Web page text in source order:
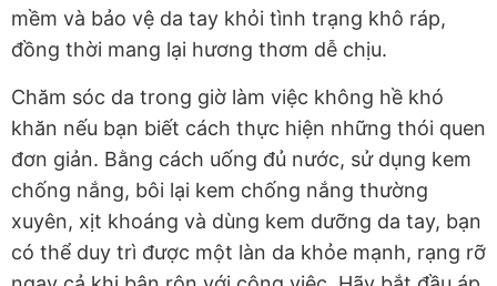
mềm và bảo vệ da tay khỏi tình trạng khô ráp,
đồng thời mang lại hương thơm dễ chịu.
Chăm sóc da trong giờ làm việc không hề khó
khăn nếu bạn biết cách thực hiện những thói quen
đơn giản. Bằng cách uống đủ nước, sử dụng kem
chống nắng, bôi lại kem chống nắng thường
xuyên, xịt khoáng và dùng kem dưỡng da tay, bạn
có thể duy trì được một làn da khỏe mạnh, rạng rỡ